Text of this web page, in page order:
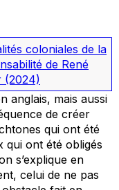
coloniales de la
de René
(2024)
anglais, mais aussi
de créer
qui ont été
qui ont été obligés
s’explique en
celui de ne pas